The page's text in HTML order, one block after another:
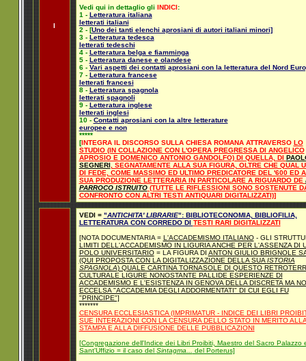
I
Vedi qui in dettaglio gli INDICI:
1 - Letteratura italiana
letterati italiani
2 - [Uno dei tanti elenchi aprosiani di autori italiani minori]
3 - Letteratura tedesca
letterati tedeschi
4 - Letteratura belga e fiamminga
5 - Letteratura danese e olandese
6 - Vari aspetti dei contatti aprosiani con la letteratura del Nord
7 - Letteratura francese
letterati francesi
8 - Letteratura spagnola
letterati spagnoli
9 - Letteratura inglese
letterati inglesi
10 - Contatti aprosiani con la altre letterature
europee e non
*****
[INTEGRA IL DISCORSO SULLA CHIESA ROMANA ATTRAVERSO LO
STUDIO (IN COLLAZIONE CON L'OPERA PREGRESSA DI ANGELICO
APROSIO E DOMENICO ANTONIO GANDOLFO) DI QUELLA, DI
SEGNERI, SEGNATAMENTE ALLA SUA FIGURA, OLTRE CHE QUAL
DI FEDE, COME MASSIMO ED ULTIMO PREDICATORE DEL '600 ED
SUA PRODUZIONE LETTERARIA IN PARTICOLARE A RIGUARDO DE
PARROCO ISTRUITO(TUTTE LE RIFLESSIONI SONO SOSTENUTE
CONFRONTO CON ALTRI TESTI ANTIQUARI DIGITALIZZATI)]
VEDI = "ANTICHITA' LIBRARIE": BIBLIOTECONOMIA, BIBLIOFILIA,
LETTERATURA CON CORREDO DI TESTI RARI DIGITALIZZATI
[NOTA DOCUMENTARIA = L'ACCADEMISMO ITALIANO- GLI
LIMITI DELL'ACCADEMISMO IN LIGURIA ANCHE PER L'ASSENZA DI
POLO UNIVERSITARIO= LA FIGURA DI ANTON GIULIO BRIGNOLE
(QUI PROPOSTA CON LA DIGITALIZZAZIONE DELLA SUA ISTORIA
SPAGNOLA) QUALE CARTINA TORNASOLE DI QUESTO
CULTURALE LIGURE NONOSTANTE PALLIDE ESPERIENZE DI
ACCADEMISMO E L'ESISTENZA IN GENOVA DELLA DISCRETA MA
ECCELSA "ACCADEMIA DEGLI ADDORMENTATI" DI CUI EGLI FU
"PRINCIPE"]
*******
CENSURA ECCLESIASTICA (IMPRIMATUR - INDICE DEI LIBRI
SUE INTERAZIONI CON LA CENSURA DELLO STATO IN MERITO
STAMPA E ALLA DIFFUSIONE DELLE PUBBLICAZIONI
[Congregazione dell'Indice dei Libri Proibiti, Maestro del Sacro Palazzo
Sant'Uffizio = il caso del Sintagma...
del Porterus]